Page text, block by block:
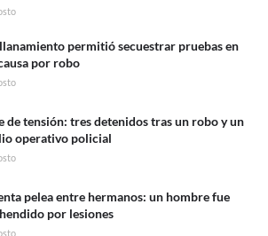
permitió secuestrar pruebas en
por robo
de tensión: tres detenidos tras un robo y un
operativo policial
pelea entre hermanos: un hombre fue
por lesiones